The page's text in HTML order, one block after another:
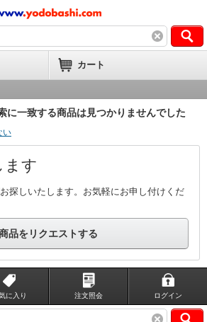
カート
に一致する商品は見つかりませんでした
い
ます
探しいたします。お気軽にお申し付けくだ
品をリクエストする
に入り 注文照会 ログイン